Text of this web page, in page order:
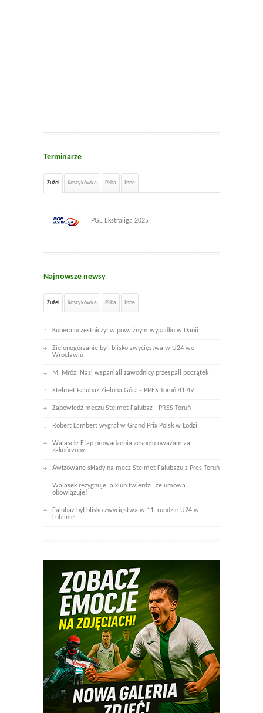
Terminarze
Żużel Koszykówka Piłka Inne
PGE Ekstraliga 2025
Najnowsze newsy
Żużel Koszykówka Piłka Inne
Kubera uczestniczył w poważnym wypadku w Danii
Zielonogórzanie byli blisko zwycięstwa w U24 we
Wrocławiu
M. Mróz: Nasi wspaniali zawodnicy przespali początek
Stelmet Falubaz Zielona Góra - PRES Toruń 41:49
Zapowiedź meczu Stelmet Falubaz - PRES Toruń
Robert Lambert wygrał w Grand Prix Polsk w Łodzi
Walasek: Etap prowadzenia zespołu uważam za
zakończony
Awizowane składy na mecz Stelmet Falubazu z Pres Toruń
Walasek rezygnuje, a klub twierdzi, że umowa
obowiązuje!
Falubaz był blisko zwycięstwa w 11. rundzie U24 w
Lublinie